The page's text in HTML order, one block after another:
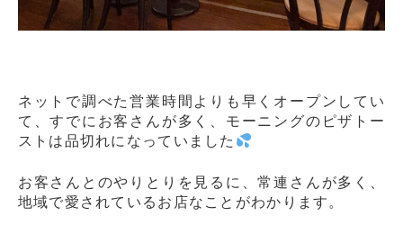
ネットで調べた営業時間よりも早くオープンしてい
て、すでにお客さんが多く、モーニングのピザトー
ストは品切れになっていました
お客さんとのやりとりを見るに、常連さんが多く、
地域で愛されているお店なことがわかります。